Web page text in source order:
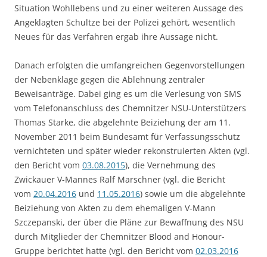
Situation Wohllebens und zu einer weiteren Aussage des
Angeklagten Schultze bei der Polizei gehört, wesentlich
Neues für das Verfahren ergab ihre Aussage nicht.
Danach erfolgten die umfangreichen Gegenvorstellungen
der Nebenklage gegen die Ablehnung zentraler
Beweisanträge. Dabei ging es um die Verlesung von SMS
vom Telefonanschluss des Chemnitzer NSU-Unterstützers
Thomas Starke, die abgelehnte Beiziehung der am 11.
November 2011 beim Bundesamt für Verfassungsschutz
vernichteten und später wieder rekonstruierten Akten (vgl.
den Bericht vom 03.08.2015), die Vernehmung des
Zwickauer V-Mannes Ralf Marschner (vgl. die Bericht
vom 20.04.2016 und 11.05.2016) sowie um die abgelehnte
Beiziehung von Akten zu dem ehemaligen V-Mann
Szczepanski, der über die Pläne zur Bewaffnung des NSU
durch Mitglieder der Chemnitzer Blood and Honour-
Gruppe berichtet hatte (vgl. den Bericht vom 02.03.2016